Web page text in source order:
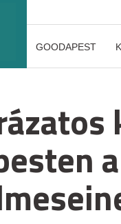
GOODAPEST